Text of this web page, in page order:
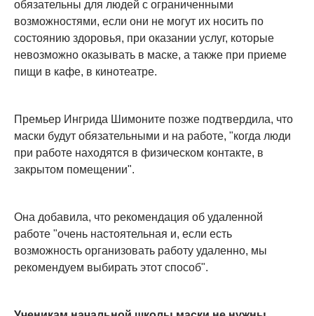
обязательны для людей с ограниченными
возможностями, если они не могут их носить по
состоянию здоровья, при оказании услуг, которые
невозможно оказывать в маске, а также при приеме
пищи в кафе, в кинотеатре.
Премьер Ингрида Шимоните позже подтвердила, что
маски будут обязательными и на работе, "когда люди
при работе находятся в физическом контакте, в
закрытом помещении".
Она добавила, что рекомендация об удаленной
работе "очень настоятельная и, если есть
возможность организовать работу удаленно, мы
рекомендуем выбирать этот способ".